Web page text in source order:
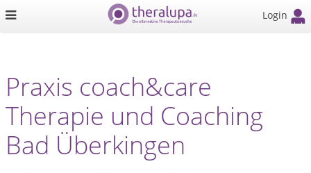
Login
Praxis coach&care
Therapie und Coaching
Bad Überkingen